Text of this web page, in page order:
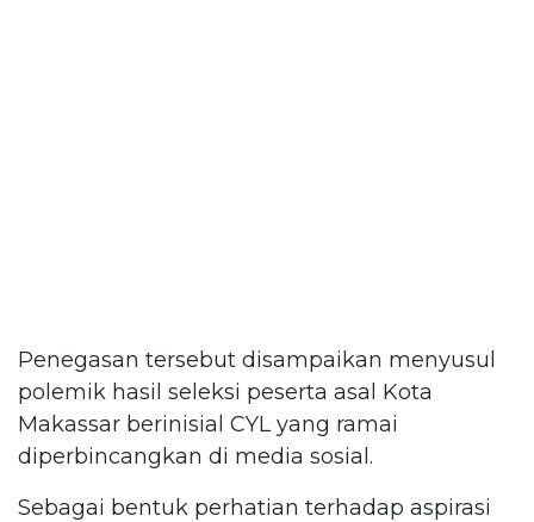
Penegasan tersebut disampaikan menyusul
polemik hasil seleksi peserta asal Kota
Makassar berinisial CYL yang ramai
diperbincangkan di media sosial.
Sebagai bentuk perhatian terhadap aspirasi